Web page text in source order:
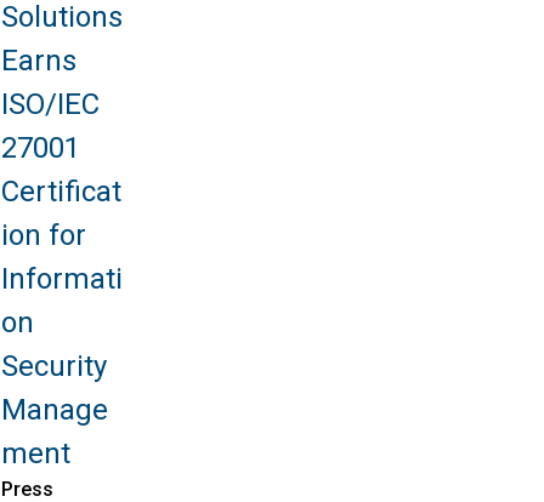
Solutions
Earns
ISO/IEC
27001
Certificat
ion for
Informati
on
Security
Manage
ment
Press